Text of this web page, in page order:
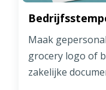
Maak
grocery logo of
zakelijke